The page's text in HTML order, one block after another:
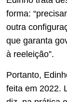
forma:
outra
que garanta
à reeleição”.
Portanto,
feita em 2022.